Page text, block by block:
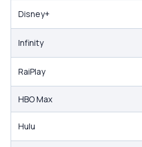
Disney+
Infinity
RaiPlay
HBO Max
Hulu